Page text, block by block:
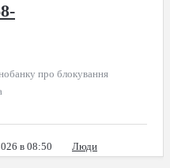
про блокування
в 08:50 Люди